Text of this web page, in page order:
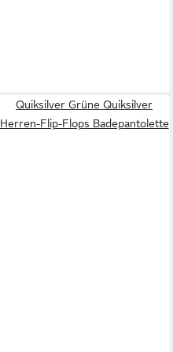
Quiksilver Grüne Quiksilver
Herren-Flip-Flops Badepantolette